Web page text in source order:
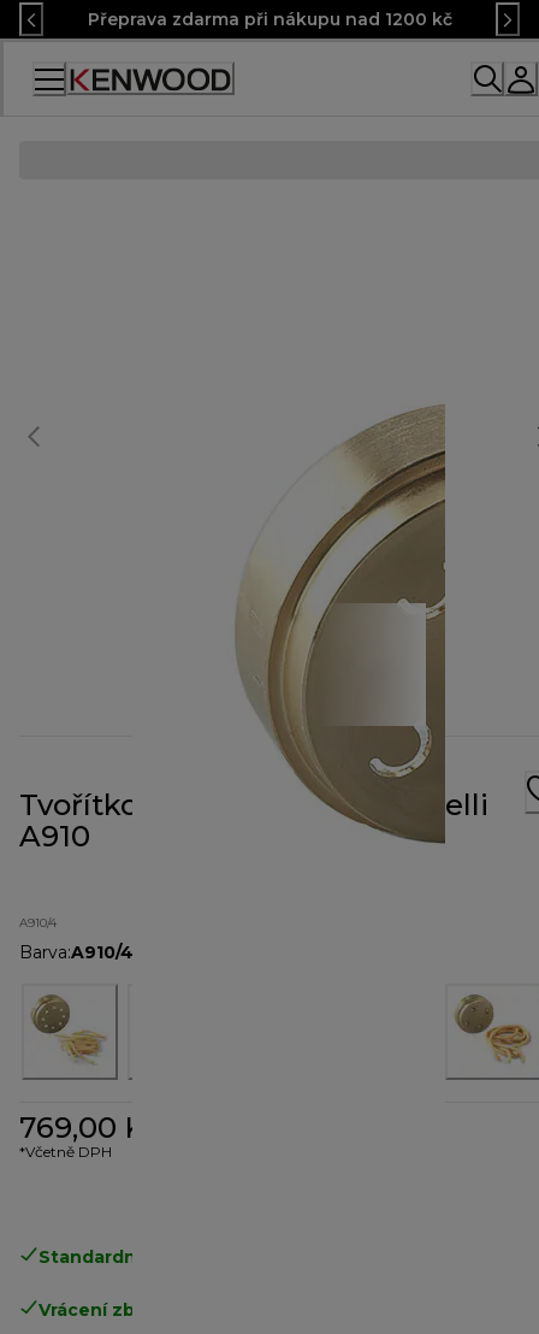
Skip
to
Content
Přeprava zdarma při nákupu nad 1200 kč
Accessibility
Tvořítko na těstoviny Spaccatelli
A910
A910/4
Barva:A910/4
769,00 Kč
*Včetně DPH
Standardní doručení zdarma
Vrácení zboží zdarma